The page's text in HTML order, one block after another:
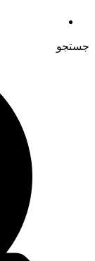
جستجو